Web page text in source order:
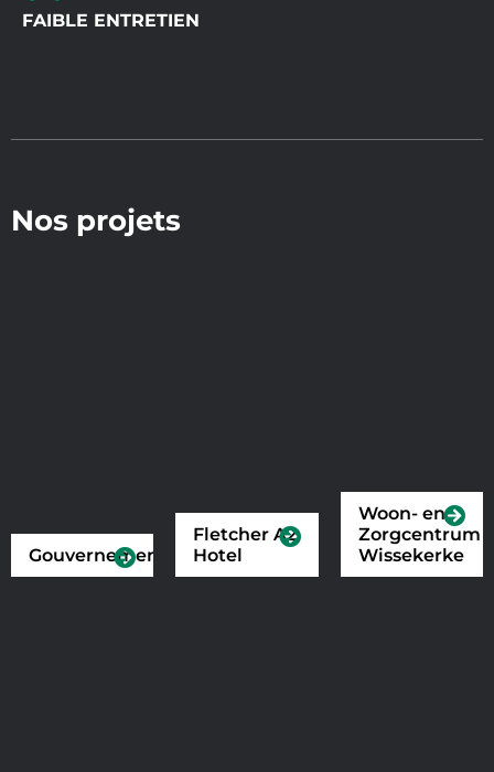
FAIBLE ENTRETIEN
Nos projets
Gouvernement
Fletcher A2
Hotel
Woon- en
Zorgcentrum
Wissekerke